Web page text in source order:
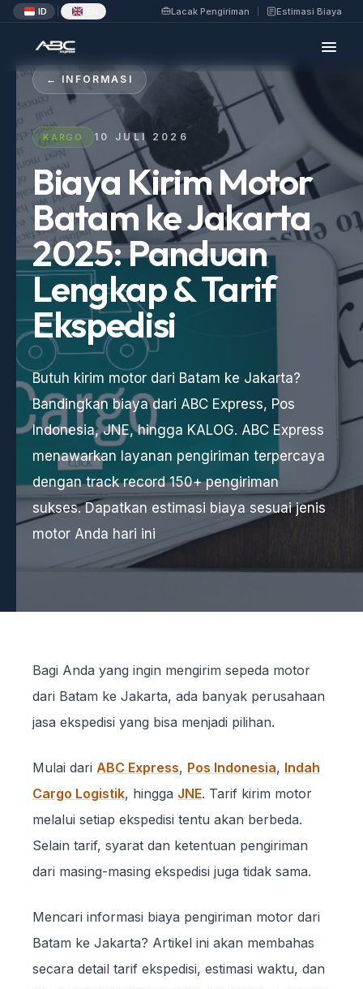
ID Lacak Pengiriman Estimasi Biaya
← INFORMASI
KARGO 10 JULI 2026
Biaya Kirim Motor
Batam ke Jakarta
2025: Panduan
Lengkap & Tarif
Ekspedisi
Butuh kirim motor dari Batam ke Jakarta?
Bandingkan biaya dari ABC Express, Pos
Indonesia, JNE, hingga KALOG. ABC Express
menawarkan layanan pengiriman terpercaya
dengan track record 150+ pengiriman
sukses. Dapatkan estimasi biaya sesuai jenis
motor Anda hari ini
Bagi Anda yang ingin mengirim sepeda motor
dari Batam ke Jakarta, ada banyak perusahaan
jasa ekspedisi yang bisa menjadi pilihan.
Mulai dari ABC Express, Pos Indonesia, Indah
Cargo Logistik, hingga JNE. Tarif kirim motor
melalui setiap ekspedisi tentu akan berbeda.
Selain tarif, syarat dan ketentuan pengiriman
dari masing-masing ekspedisi juga tidak sama.
Mencari informasi biaya pengiriman motor dari
Batam ke Jakarta? Artikel ini akan membahas
secara detail tarif ekspedisi, estimasi waktu, dan